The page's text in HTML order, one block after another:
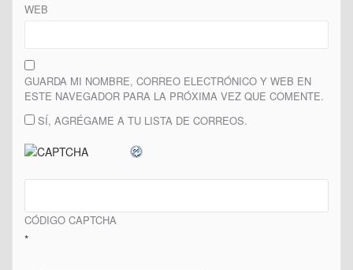
WEB
GUARDA MI NOMBRE, CORREO ELECTRÓNICO Y WEB EN
ESTE NAVEGADOR PARA LA PRÓXIMA VEZ QUE COMENTE.
SÍ, AGRÉGAME A TU LISTA DE CORREOS.
CÓDIGO CAPTCHA
*